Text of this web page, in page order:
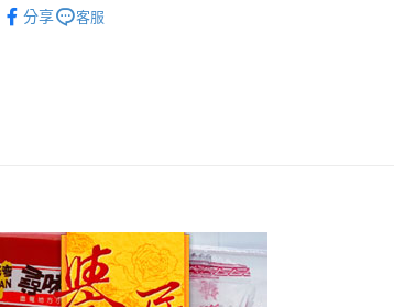
每筆NT$60，滿NT$799(含以上)免運費
7-11取貨付款
分享
客服